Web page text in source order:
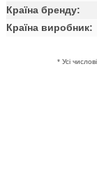
Країна бренду:
Країна виробник:
* Усі